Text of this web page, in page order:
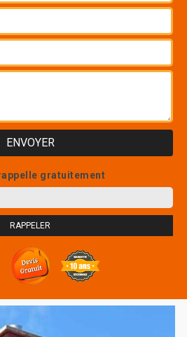
gratuitement